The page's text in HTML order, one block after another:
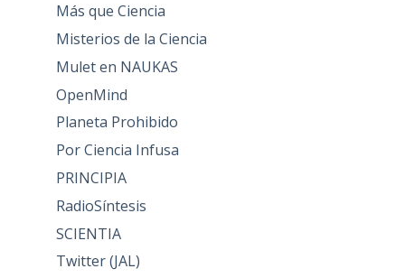
Más que Ciencia
Misterios de la Ciencia
Mulet en NAUKAS
OpenMind
Planeta Prohibido
Por Ciencia Infusa
PRINCIPIA
RadioSíntesis
SCIENTIA
Twitter (JAL)